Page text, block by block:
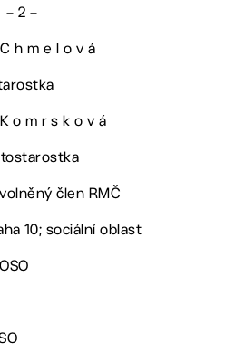
– 2 –
h m e l o v á
o m r s k o v á
člen RMČ
10; sociální oblast